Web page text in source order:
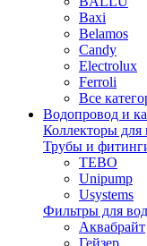
Baxi
Belamos
Candy
Electrolux
Ferroli
Все
Водопровод и
Коллекторы для
Трубы и
TEBO
Unipump
Usystems
Фильтры для
Аквабрайт
Гейзер